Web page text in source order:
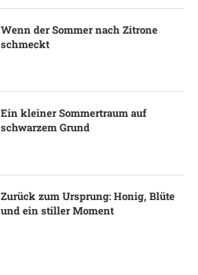
Wenn der Sommer nach Zitrone
schmeckt
Ein kleiner Sommertraum auf
schwarzem Grund
Zurück zum Ursprung: Honig, Blüte
und ein stiller Moment